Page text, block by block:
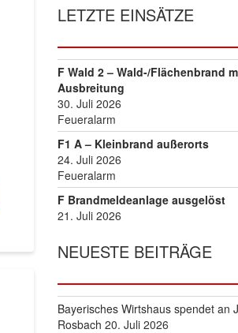
LETZTE EINSÄTZE
F Wald 2 – Wald-/Flächenbrand
Ausbreitung
30. Juli 2026
Feueralarm
F1 A – Kleinbrand außerorts
24. Juli 2026
Feueralarm
F Brandmeldeanlage ausgelöst
21. Juli 2026
NEUESTE BEITRÄGE
Bayerisches Wirtshaus spendet an
Rosbach 20. Juli 2026